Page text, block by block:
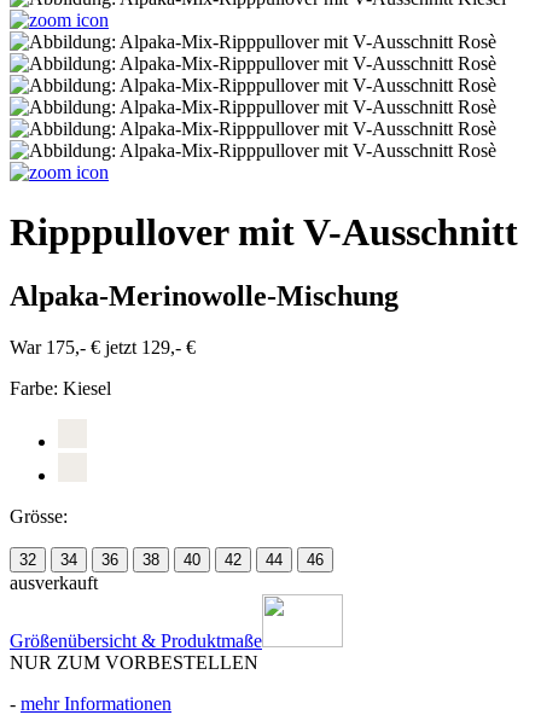
Ripppullover mit V-Ausschnitt
Alpaka-Merinowolle-Mischung
War 175,- € jetzt 129,- €
Farbe: Kiesel
Grösse:
32 34 36 38 40 42 44 46
ausverkauft
Größenübersicht & Produktmaße
NUR ZUM VORBESTELLEN
- mehr Informationen